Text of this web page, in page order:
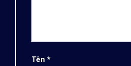
Tên *